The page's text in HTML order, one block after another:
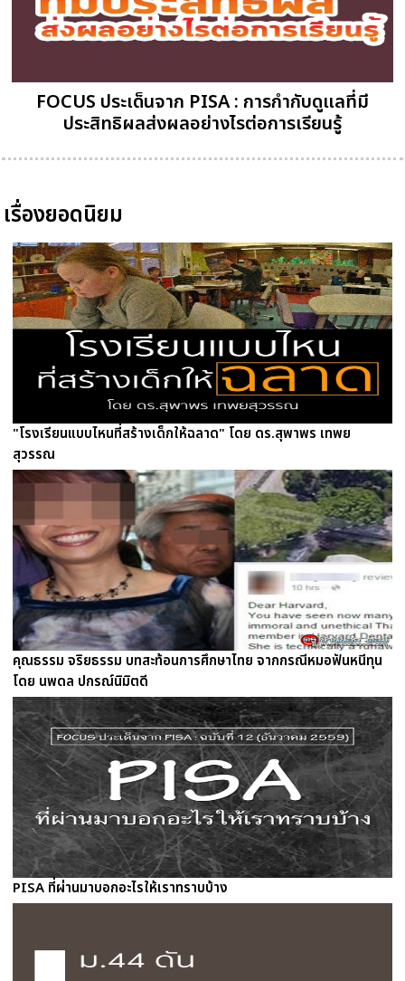
FOCUS ประเด็นจาก PISA : การกำกับดูแลที่มี
ประสิทธิผลส่งผลอย่างไรต่อการเรียนรู้
เรื่องยอดนิยม
"โรงเรียนแบบไหนที่สร้างเด็กให้ฉลาด" โดย ดร.สุพาพร เทพย
สุวรรณ
คุณธรรม จริยธรรม บทสะท้อนการศึกษาไทย จากกรณีหมอฟันหนีทุน
โดย นพดล ปกรณ์นิมิตดี
PISA ที่ผ่านมาบอกอะไรให้เราทราบบ้าง